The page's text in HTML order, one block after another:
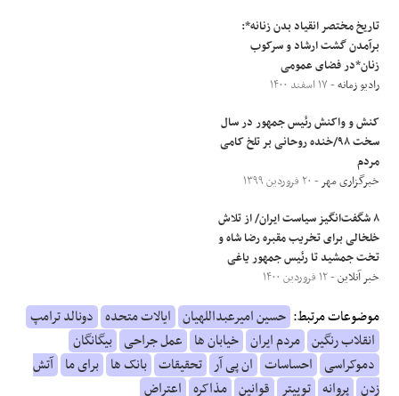
تاریخ مختصر انقیاد بدن زنانه*:
برآمدن گشت ارشاد و سرکوب
زنان*در فضای عمومی
رادیو زمانه- ۱۷ اسفند ۱۴۰۰
کنش و واکنش رئیس جمهور در سال
سخت ۹۸/خنده روحانی بر تلخ کامی
مردم
خبرگزاری مهر- ۲۰ فروردین ۱۳۹۹
۸ شگفت‌انگیز سیاست ایران/ از تلاش
خلخالی برای تخریب مقبره رضا شاه و
تخت جمشید تا رئیس جمهور یاغی
خبر آنلاین- ۱۲ فروردین ۱۴۰۰
موضوعات مرتبط: حسین امیرعبداللهیان ایالات متحده دونالد ترامپ
انقلاب رنگین مردم ایران خیابان ها عمل جراحی بیگانگان
دموکراسی احساسات ان پی آر تحقیقات بانک ها برای ما آتش
زدن پروانه توییتر قوانین مذاکره اعتراض